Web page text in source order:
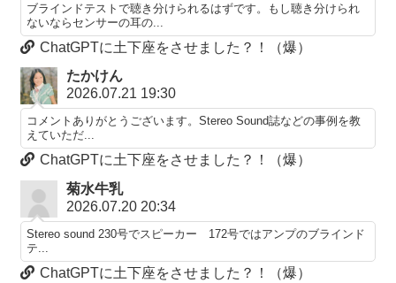
ブラインドテストで聴き分けられるはずです。もし聴き分けられ
ないならセンサーの耳の...
ChatGPTに土下座をさせました？！（爆）
たかけん
2026.07.21 19:30
コメントありがとうございます。Stereo Sound誌などの事例を教
えていただ...
ChatGPTに土下座をさせました？！（爆）
菊水牛乳
2026.07.20 20:34
Stereo sound 230号でスピーカー 172号ではアンプのブラインド
テ...
ChatGPTに土下座をさせました？！（爆）